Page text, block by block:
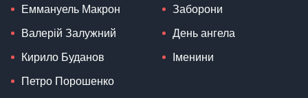
Еммануель Макрон
Валерій Залужний
Кирило Буданов
Петро Порошенко
Заборони
День ангела
Іменини